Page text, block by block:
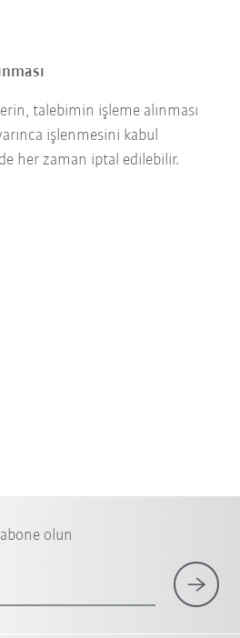
talebimin işleme alınması
işlenmesini kabul
her zaman iptal edilebilir.
olun